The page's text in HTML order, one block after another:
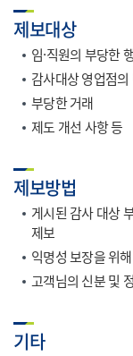
제보대상
임·직원의 부당한
감사대상 영업점
부당한 거래
제도 개선 사항 등
제보방법
게시된 감사 대상
제보
익명성 보장을 위
고객님의 신분 및
기타